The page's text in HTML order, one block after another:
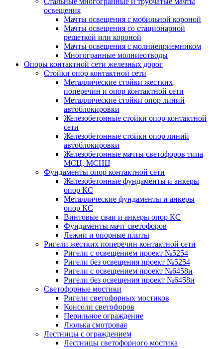
освещения
Мачты освещения с мобильной короной
Мачты освещения со стационарной
решеткой или короной
Мачты освещения с молниеприемником
Многогранные молниеотводы
Опоры контактной сети железных дорог
Стойки опор контактной сети
Металлические стойки жестких
поперечин и опор контактной сети
Металлические стойки опор линий
автоблокировки
Железобетонные стойки опор контактной
сети
Железобетонные стойки опор линий
автоблокировки
Железобетонные мачты светофоров типа
МСЦ, МСНЦ
Фундаменты опор контактной сети
Железобетонные фундаменты и анкеры
опор КС
Металлические фундаменты и анкеры
опор КС
Винтовые сваи и анкеры опор КС
Фундаменты мачт светофоров
Лежни и опорные плиты
Ригели жестких поперечин контактной сети
Ригели с освещением проект №5254
Ригели без освещения проект №5254
Ригели с освещением проект №6458и
Ригели без освещения проект №6458и
Светофорные мостики
Ригели светофорных мостиков
Консоли светофоров
Перильное ограждение
Люлька смотровая
Лестницы с ограждением
Лестницы светофорного мостика